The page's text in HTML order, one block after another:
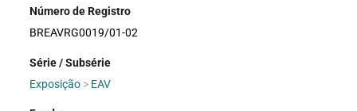
Número de Registro
BREAVRG0019/01-02
Série / Subsérie
Exposição > EAV